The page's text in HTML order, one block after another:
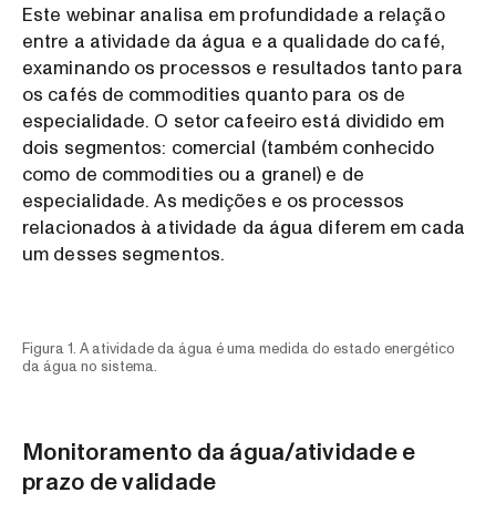
Este webinar analisa em profundidade a relação
entre a atividade da água e a qualidade do café,
examinando os processos e resultados tanto para
os cafés de commodities quanto para os de
especialidade. O setor cafeeiro está dividido em
dois segmentos: comercial (também conhecido
como de commodities ou a granel) e de
especialidade. As medições e os processos
relacionados à atividade da água diferem em cada
um desses segmentos.
Figura 1. A atividade da água é uma medida do estado energético
da água no sistema.
Monitoramento da água/atividade e
prazo de validade